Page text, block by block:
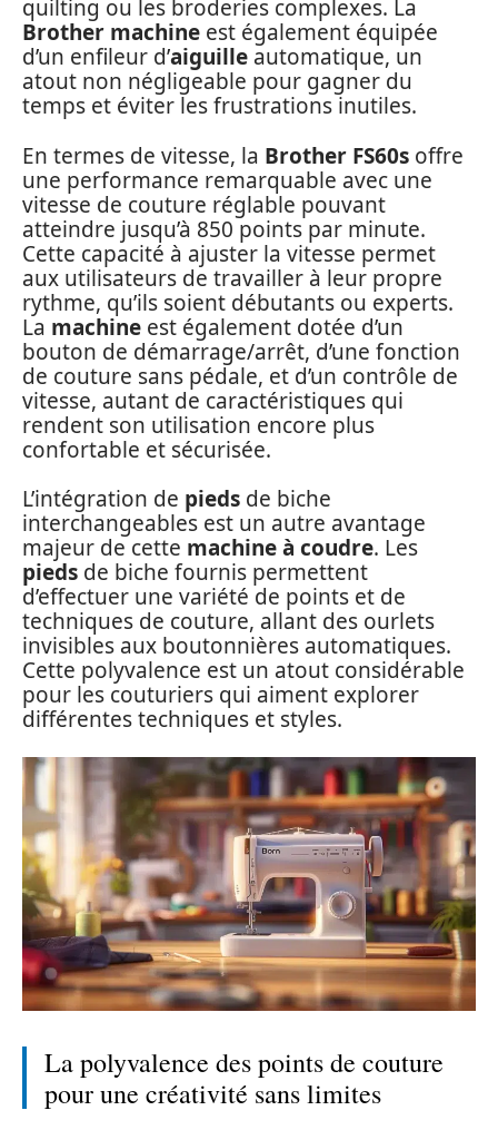
quilting ou les broderies complexes. La
Brother machine est également équipée
d’un enfileur d’aiguille automatique, un
atout non négligeable pour gagner du
temps et éviter les frustrations inutiles.
En termes de vitesse, la Brother FS60s offre
une performance remarquable avec une
vitesse de couture réglable pouvant
atteindre jusqu’à 850 points par minute.
Cette capacité à ajuster la vitesse permet
aux utilisateurs de travailler à leur propre
rythme, qu’ils soient débutants ou experts.
La machine est également dotée d’un
bouton de démarrage/arrêt, d’une fonction
de couture sans pédale, et d’un contrôle de
vitesse, autant de caractéristiques qui
rendent son utilisation encore plus
confortable et sécurisée.
L’intégration de pieds de biche
interchangeables est un autre avantage
majeur de cette machine à coudre. Les
pieds de biche fournis permettent
d’effectuer une variété de points et de
techniques de couture, allant des ourlets
invisibles aux boutonnières automatiques.
Cette polyvalence est un atout considérable
pour les couturiers qui aiment explorer
différentes techniques et styles.
La polyvalence des points de couture
pour une créativité sans limites